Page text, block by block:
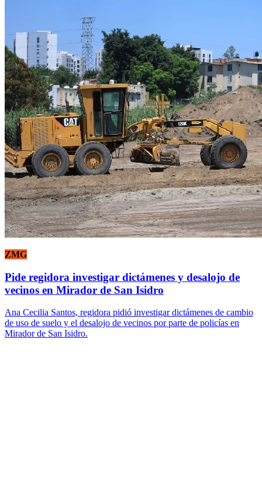
ZMG
Pide regidora investigar dictámenes y desalojo de
vecinos en Mirador de San Isidro
Ana Cecilia Santos, regidora pidió investigar dictámenes de cambio
de uso de suelo y el desalojo de vecinos por parte de policías en
Mirador de San Isidro.